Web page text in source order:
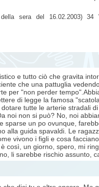
sera del 16.02.2003)34
e tutto ciò che gravita
che una pattuglia
per "non perder
di legge la famosa
tutte le arterie stradali
non si può? No, noi
un po ovunque,
alla guida spavaldi. Le
vivono i figli e cosa
un giorno, spero, mi
li sarebbe rischio assunto,